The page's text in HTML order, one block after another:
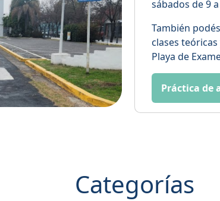
sábados de 9
También
clases
Playa de
Práctica de
Categorías